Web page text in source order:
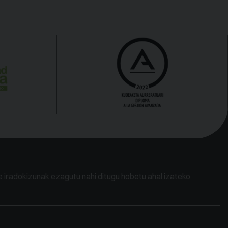
iradokizunak ezagutu nahi ditugu hobetu ahal izateko